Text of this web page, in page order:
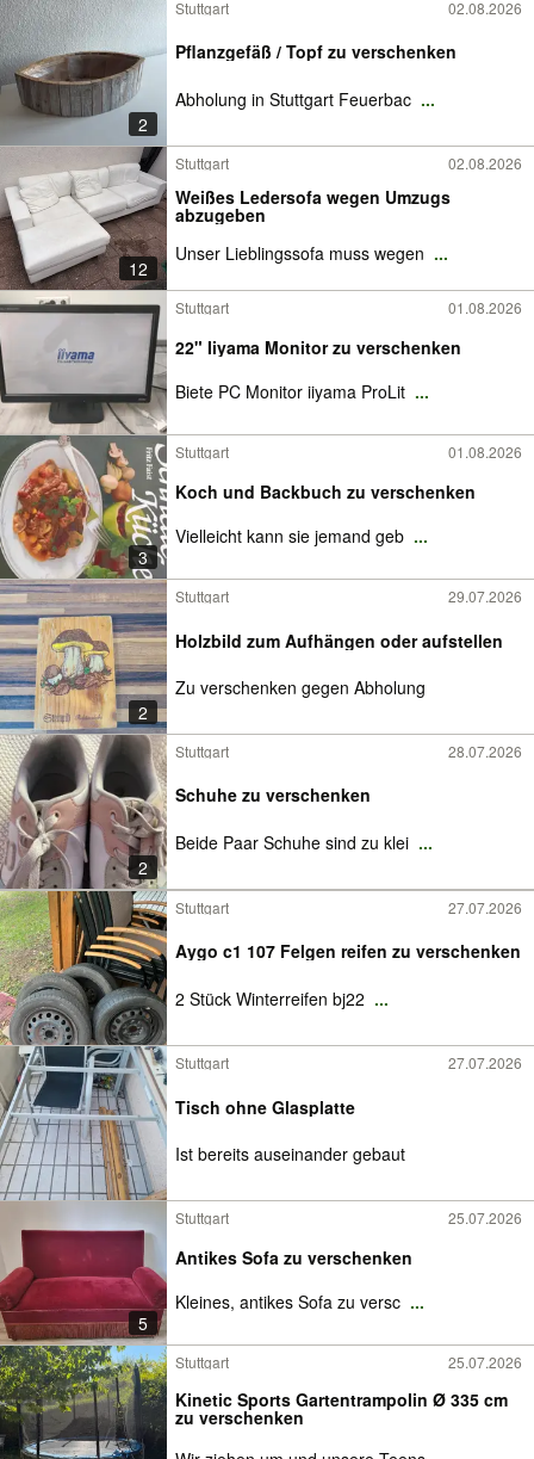
2
Stuttgart 02.08.2026
Pflanzgefäß / Topf zu verschenken
Abholung in Stuttgart Feuerbac ...
12
Stuttgart 02.08.2026
Weißes Ledersofa wegen Umzugs
abzugeben
Unser Lieblingssofa muss wegen ...
Stuttgart 01.08.2026
22" Iiyama Monitor zu verschenken
Biete PC Monitor iiyama ProLit ...
3
Stuttgart 01.08.2026
Koch und Backbuch zu verschenken
Vielleicht kann sie jemand geb ...
2
Stuttgart 29.07.2026
Holzbild zum Aufhängen oder aufstellen
Zu verschenken gegen Abholung
2
Stuttgart 28.07.2026
Schuhe zu verschenken
Beide Paar Schuhe sind zu klei ...
Stuttgart 27.07.2026
Aygo c1 107 Felgen reifen zu verschenken
2 Stück Winterreifen bj22 ...
Stuttgart 27.07.2026
Tisch ohne Glasplatte
Ist bereits auseinander gebaut
5
Stuttgart 25.07.2026
Antikes Sofa zu verschenken
Kleines, antikes Sofa zu versc ...
Stuttgart 25.07.2026
Kinetic Sports Gartentrampolin Ø 335 cm
zu verschenken